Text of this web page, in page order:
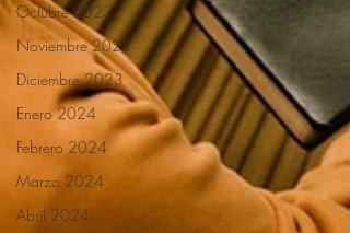
Octubre 2023
Noviembre 2023
Diciembre 2023
Enero 2024
Febrero 2024
Marzo 2024
Abril 2024